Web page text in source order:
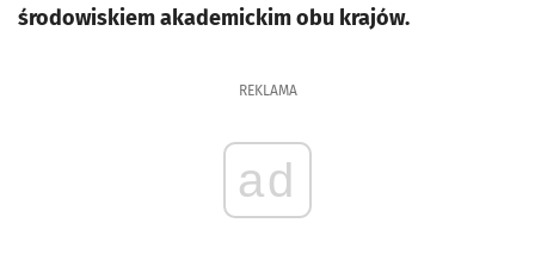
środowiskiem akademickim obu krajów.
REKLAMA
ad